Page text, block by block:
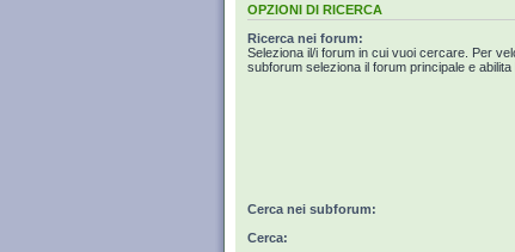
OPZIONI DI RICERCA
Ricerca nei forum:
Seleziona il/i forum in cui vuoi cercare. Per
subforum seleziona il forum principale e abilita
Cerca nei subforum:
Cerca: